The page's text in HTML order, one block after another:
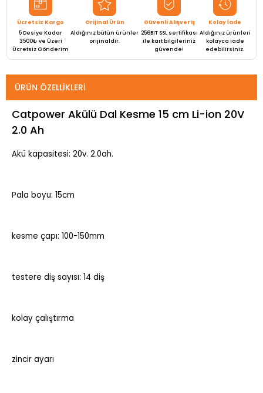
Ücretsiz Kargo
5 Desiye Kadar
3500₺ ve Üzeri
Ücretsiz Gönderim
Orijinal Ürün
Aldığınız bütün ürünler
orijinaldir.
Güvenli Alışveriş
256BIT SSL sertifikası
ile kart bilgileriniz
güvende!
Kolay İade
Aldığınız ürünleri
kolayca iade
edebilirsiniz.
ÜRÜN ÖZELLIKLERI
Catpower Akülü Dal Kesme 15 cm Li-ion 20V
2.0 Ah
Akü kapasitesi: 20v. 2.0ah.
Pala boyu: 15cm
kesme çapı: 100-150mm
testere diş sayısı: 14 diş
kolay çalıştırma
zincir ayarı